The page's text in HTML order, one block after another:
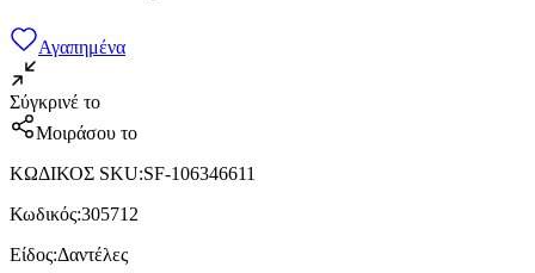
Αγαπημένα
Σύγκρινέ το
Μοιράσου το
ΚΩΔΙΚΟΣ SKU:SF-106346611
Κωδικός:305712
Είδος:Δαντέλες